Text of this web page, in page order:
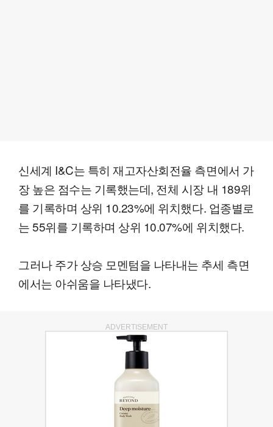
신세계 I&C는 특히 재고자산회전율 측면에서 가
장 높은 점수는 기록했는데, 전체 시장 내 189위
를 기록하며 상위 10.23%에 위치했다. 업종별로
는 55위를 기록하며 상위 10.07%에 위치했다.
그러나 주가 상승 모멘텀을 나타내는 추세 측면
에서는 아쉬움을 나타냈다.
ADVERTISEMENT